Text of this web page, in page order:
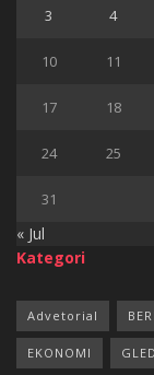
3 4
10 11
17 18
24 25
31
« Jul
Kategori
Advetorial
EKONOMI